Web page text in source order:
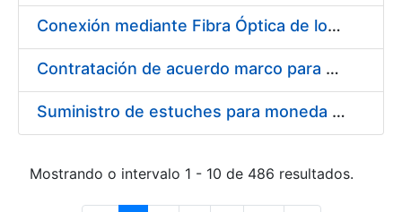
Conexión mediante Fibra Óptica de los Centros de Proceso de Datos (CPDs) de las sedes de la FNMT-RCM de Burgos y Madrid
Contratación de acuerdo marco para el Suministro de Material de Electricidad para la Fábrica Nacional de Moneda y Timbre-Real Casa de la Moneda en su centro de trabajo de Burgos
Suministro de estuches para moneda de 30 €
Mostrando o intervalo 1 - 10 de 486 resultados.